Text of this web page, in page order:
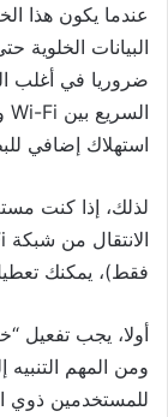
عندما يكون هذا
البيانات الخلوية
ضروريا في أغلب
استهلاك إضافي
لذلك، إذا كنت
فقط)، يمكنك
أولا، يجب تفعيل
ومن المهم
للمستخدمين ذوي